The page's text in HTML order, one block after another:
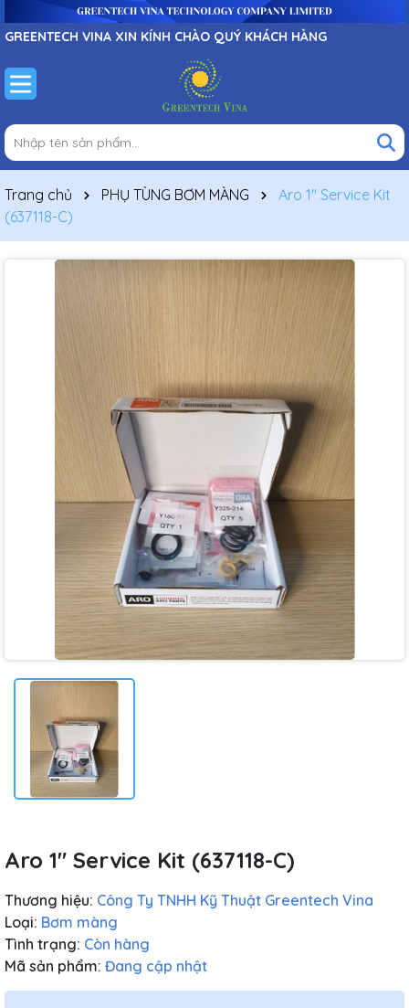
GREENTECH VINA XIN KÍNH CHÀO QUÝ KHÁCH HÀNG
Trang chủ PHỤ TÙNG BƠM MÀNG
Aro 1″ Service Kit
(637118-C)
Aro 1″ Service Kit (637118-C)
Thương hiệu: Công Ty TNHH Kỹ Thuật Greentech Vina
Loại: Bơm màng
Tình trạng: Còn hàng
Mã sản phẩm: Đang cập nhật